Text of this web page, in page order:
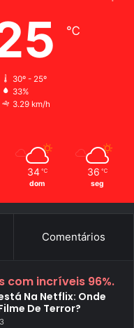
℃
30º - 25º
33%
3.29 km/h
34 ℃
dom
36 ℃
seg
Comentários
com incríveis 96%.
Na Netflix: Onde
De Terror?